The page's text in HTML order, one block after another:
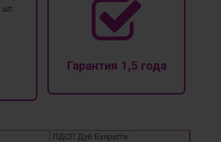
шт.
Гарантия 1,5 года
ЛДСП Дуб Бунратти